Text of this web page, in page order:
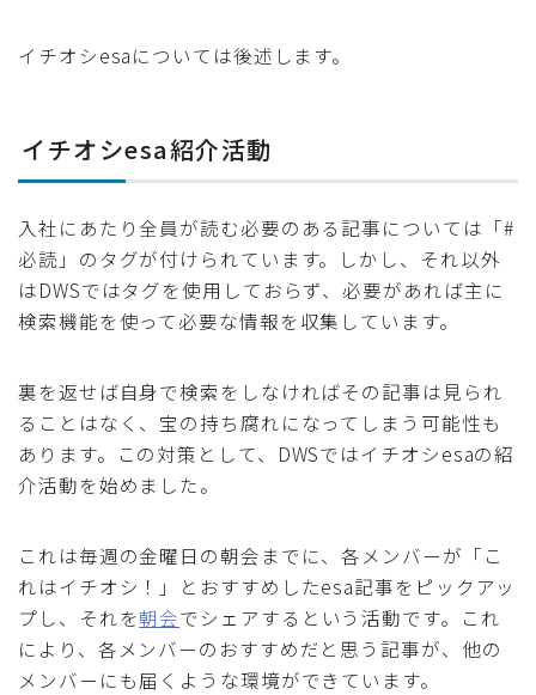
イチオシesaについては後述します。
イチオシesa紹介活動
入社にあたり全員が読む必要のある記事については「#
必読」のタグが付けられています。しかし、それ以外
はDWSではタグを使用しておらず、必要があれば主に
検索機能を使って必要な情報を収集しています。
裏を返せば自身で検索をしなければその記事は見られ
ることはなく、宝の持ち腐れになってしまう可能性も
あります。この対策として、DWSではイチオシesaの紹
介活動を始めました。
これは毎週の金曜日の朝会までに、各メンバーが「こ
れはイチオシ！」とおすすめしたesa記事をピックアッ
プし、それを朝会でシェアするという活動です。これ
により、各メンバーのおすすめだと思う記事が、他の
メンバーにも届くような環境ができています。